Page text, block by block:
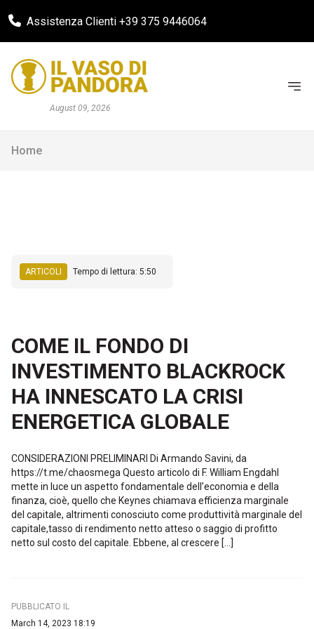
Assistenza Clienti +39 375 9446064
August 09, 2026
Home
ARTICOLI Tempo di lettura: 5:50
COME IL FONDO DI
INVESTIMENTO BLACKROCK
HA INNESCATO LA CRISI
ENERGETICA GLOBALE
CONSIDERAZIONI PRELIMINARI Di Armando Savini, da
https://t.me/chaosmega Questo articolo di F. William Engdahl
mette in luce un aspetto fondamentale dell’economia e della
finanza, cioè, quello che Keynes chiamava efficienza marginale
del capitale, altrimenti conosciuto come produttività marginale del
capitale,tasso di rendimento netto atteso o saggio di profitto
netto sul costo del capitale. Ebbene, al crescere […]
PUBBLICATO IL
March 14, 2023 18:19